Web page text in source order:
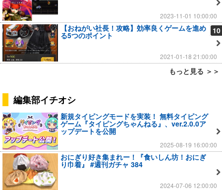
2023-11-01 10:00:00
10
【おねがい社長！攻略】効率良くゲームを進め
る5つのポイント
2021-01-18 21:00:00
もっと見る ＞＞
編集部イチオシ
新規タイピングモードを実装！ 無料タイピング
ゲーム『タイピングちゃんねる』、ver.2.0.0ア
ップデートを公開
2025-08-19 16:00:00
おにぎり好き集まれー！『食いしん坊！おにぎ
り巾着』 #週刊ガチャ 384
2024-07-06 12:00:00